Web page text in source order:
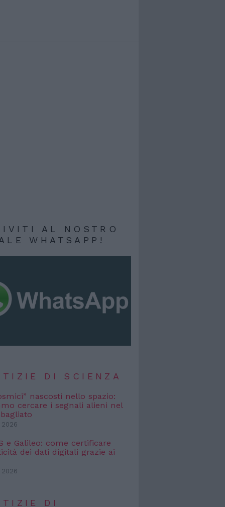
AL NOSTRO
WHATSAPP!
DI SCIENZA
nascosti nello spazio:
cercare i segnali alieni nel
e Galileo: come certificare
dei dati digitali grazie ai
DI